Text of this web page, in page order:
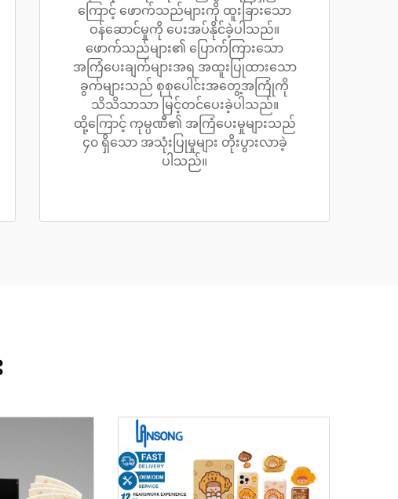
ကြောင့် ဖောက်သည်များကို ထူးခြားသော
ဝန်ဆောင်မှုကို ပေးအပ်နိုင်ခဲ့ပါသည်။
ဖောက်သည်များ၏ ပြောက်ကြားသော
အကြံပေးချက်များအရ အထူးပြုထားသော
ခွက်များသည် စုစုပေါင်းအတွေ့အကြုံကို
သိသိသာသာ မြင့်တင်ပေးခဲ့ပါသည်။
ထို့ကြောင့် ကုမ္ပဏီ၏ အကြံပေးမှုများသည်
၄၀ ရှိသော အသုံးပြုမှုများ တိုးပွားလာခဲ့
ပါသည်။